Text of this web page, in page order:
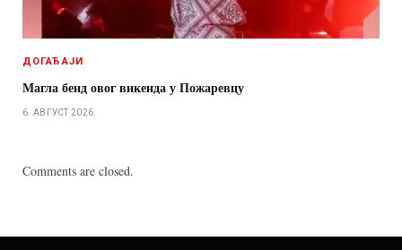
ДОГАЂАЈИ
Магла бенд овог викенда у Пожаревцу
6. АВГУСТ 2026.
Comments are closed.